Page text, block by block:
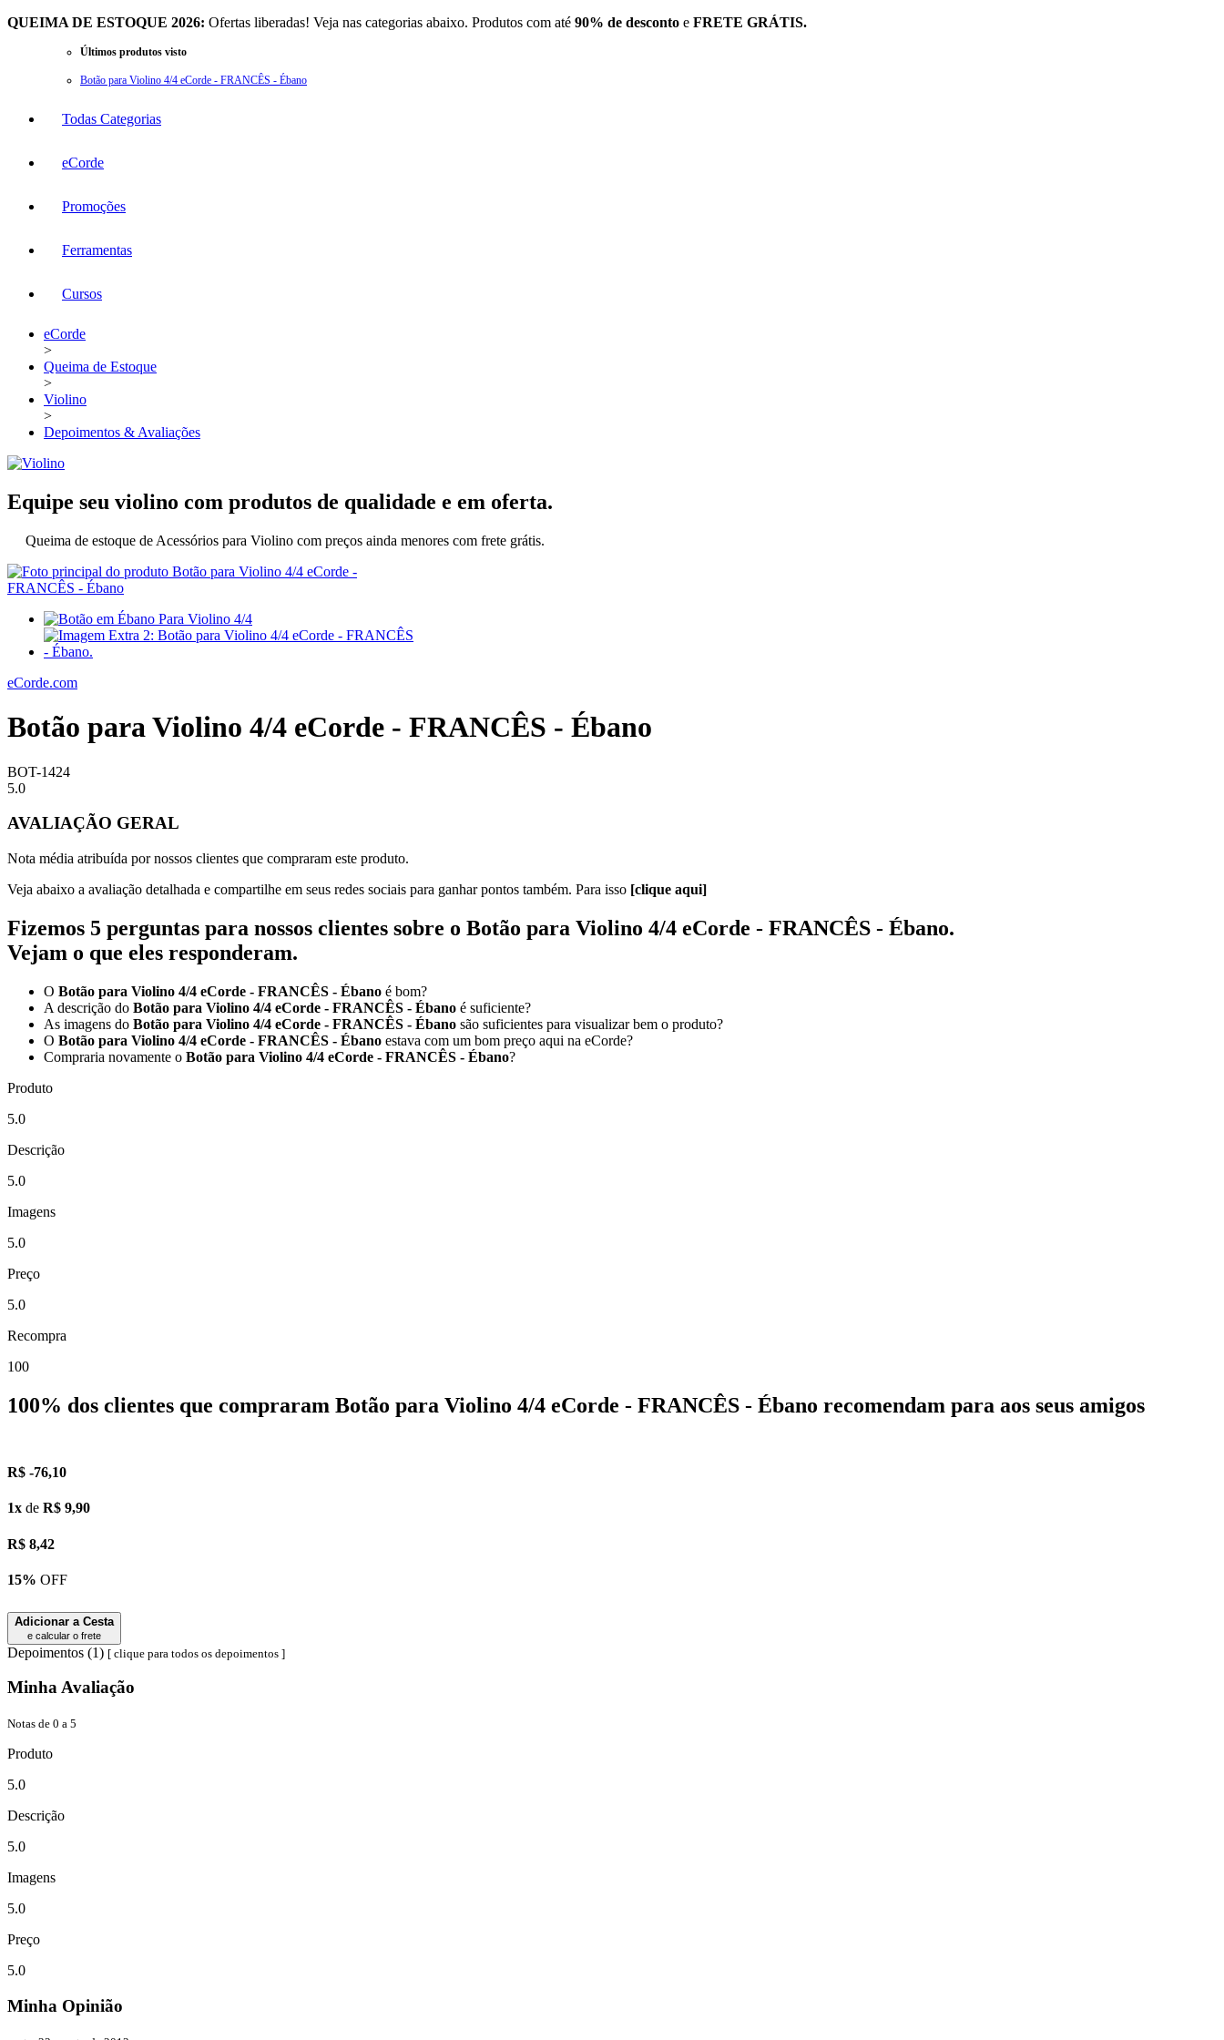
QUEIMA DE ESTOQUE 2026: Ofertas liberadas! Veja nas categorias abaixo. Produtos com até 90% de desconto e FRETE GRÁTIS.
Últimos produtos visto
Botão para Violino 4/4 eCorde - FRANCÊS - Ébano
Todas Categorias
eCorde
Promoções
Ferramentas
Cursos
eCorde
>
Queima de Estoque
>
Violino
>
Depoimentos & Avaliações
Equipe seu violino com produtos de qualidade e em oferta.
Queima de estoque de Acessórios para Violino com preços ainda menores com frete grátis.
eCorde.com
Botão para Violino 4/4 eCorde - FRANCÊS - Ébano
BOT-1424
5.0
AVALIAÇÃO GERAL
Nota média atribuída por nossos clientes que compraram este produto.
Veja abaixo a avaliação detalhada e compartilhe em seus redes sociais para ganhar pontos também. Para isso [clique aqui]
Fizemos 5 perguntas para nossos clientes sobre o Botão para Violino 4/4 eCorde - FRANCÊS - Ébano.
Vejam o que eles responderam.
O Botão para Violino 4/4 eCorde - FRANCÊS - Ébano é bom?
A descrição do Botão para Violino 4/4 eCorde - FRANCÊS - Ébano é suficiente?
As imagens do Botão para Violino 4/4 eCorde - FRANCÊS - Ébano são suficientes para visualizar bem o produto?
O Botão para Violino 4/4 eCorde - FRANCÊS - Ébano estava com um bom preço aqui na eCorde?
Compraria novamente o Botão para Violino 4/4 eCorde - FRANCÊS - Ébano?
Produto
5.0
Descrição
5.0
Imagens
5.0
Preço
5.0
Recompra
100
100% dos clientes que compraram Botão para Violino 4/4 eCorde - FRANCÊS - Ébano recomendam para aos seus amigos
R$ -76,10
1x de R$ 9,90
R$ 8,42
15% OFF
Adicionar a Cesta
e calcular o frete
Depoimentos (1) [ clique para todos os depoimentos ]
Minha Avaliação
Notas de 0 a 5
Produto
5.0
Descrição
5.0
Imagens
5.0
Preço
5.0
Minha Opinião